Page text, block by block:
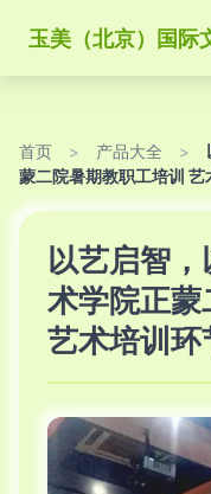
首页 > 产品大全 >
蒙二院暑期教职工培训
以艺启智
术学院正蒙
艺术培训